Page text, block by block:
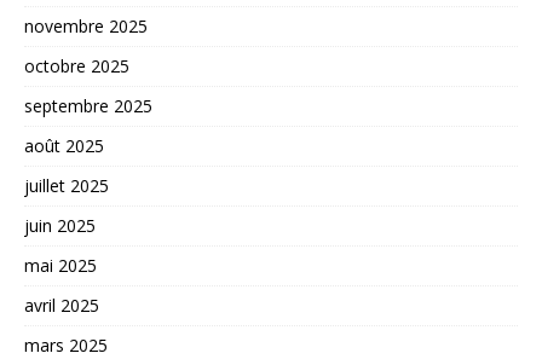
novembre 2025
octobre 2025
septembre 2025
août 2025
juillet 2025
juin 2025
mai 2025
avril 2025
mars 2025